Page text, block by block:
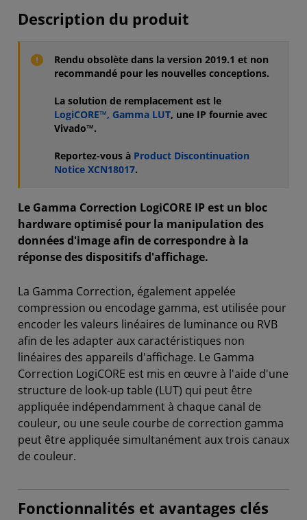
Description du produit
Rendu obsolète dans la version 2019.1 et non
recommandé pour les nouvelles conceptions.
La solution de remplacement est le
LogiCORE™, Gamma LUT, une IP fournie avec
Vivado™.
Reportez-vous à Product Discontinuation
Notice XCN18017.
Le Gamma Correction LogiCORE IP est un bloc
hardware optimisé pour la manipulation des
données d'image afin de correspondre à la
réponse des dispositifs d'affichage.
La Gamma Correction, également appelée
compression ou encodage gamma, est utilisée pour
encoder les valeurs linéaires de luminance ou RVB
afin de les adapter aux caractéristiques non
linéaires des appareils d'affichage. Le Gamma
Correction LogiCORE est mis en œuvre à l'aide d'une
structure de look-up table (LUT) qui peut être
appliquée indépendamment à chaque canal de
couleur, ou une seule courbe de correction gamma
peut être appliquée simultanément aux trois canaux
de couleur.
Fonctionnalités et avantages clés